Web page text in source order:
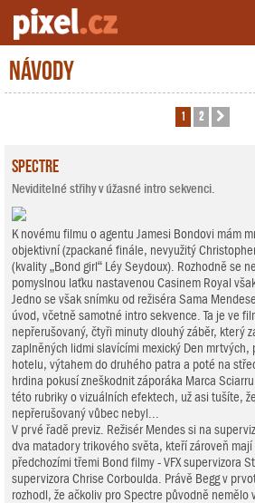
Server o natáčení a zpracování videa
Návody
1 2
Spectre
Neviditelné střihy v úžasné intro sekvenci.
K novému filmu o agentu Jamesi Bondovi mám
objektivní (zpackané finále, nevyužitý
(kvality „Bond girl“ Léy Seydoux). Rozhodně se
pomyslnou laťku nastavenou Casinem Royal
Jedno se však snímku od režiséra Sama
úvod, včetně samotné intro sekvence. Ta je ve
nepřerušovaný, čtyři minuty dlouhý záběr, který
zaplněných lidmi slavícími mexický Den mrtvých,
hotelu, výtahem do druhého patra a poté na
hrdina pokusí zneškodnit záporáka Marca
této rubriky o vizuálních efektech, už asi tušíte,
nepřerušovaný vůbec nebyl...
V prvé řadě previz. Režisér Mendes si na
dva matadory trikového světa, kteří zároveň
předchozími třemi Bond filmy - VFX supervizora
supervizora Chrise Corboulda. Právě Begg v
rozhodl, že ačkoliv pro Spectre původně nemělo